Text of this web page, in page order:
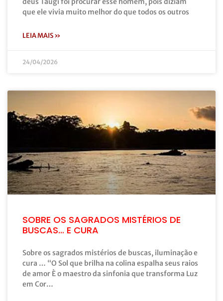
que ele vivia muito melhor do que todos os outros
LEIA MAIS »
24/04/2026
SOBRE OS SAGRADOS MISTÉRIOS DE
BUSCAS… E CURA
Sobre os sagrados mistérios de buscas, iluminação e
cura … “O Sol que brilha na colina espalha seus raios
de amor È o maestro da sinfonia que transforma Luz
em Cor…